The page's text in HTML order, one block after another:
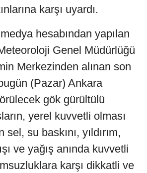
karşı uyardı.
hesabından yapılan
Genel Müdürlüğü
Merkezinden alınan son
(Pazar) Ankara
gök gürültülü
yerel kuvvetli olması
su baskını, yıldırım,
ve yağış anında kuvvetli
karşı dikkatli ve